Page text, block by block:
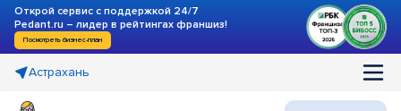
Открой сервис с поддержкой 24/7
Pedant.ru – лидер в рейтингах франшиз!
Посмотреть бизнес-план
Астрахань